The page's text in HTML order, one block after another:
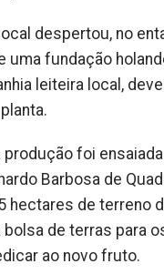
despertou, no
uma fundação
leiteira local,
produção foi
Barbosa de
hectares de terreno
de terras para
ao novo fruto.